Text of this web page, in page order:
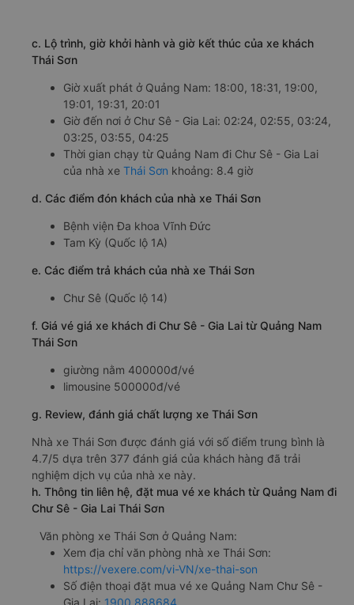
c. Lộ trình, giờ khởi hành và giờ kết thúc của xe khách
Thái Sơn
Giờ xuất phát ở Quảng Nam: 18:00, 18:31, 19:00,
19:01, 19:31, 20:01
Giờ đến nơi ở Chư Sê - Gia Lai: 02:24, 02:55, 03:24,
03:25, 03:55, 04:25
Thời gian chạy từ Quảng Nam đi Chư Sê - Gia Lai
của nhà xe Thái Sơn khoảng: 8.4 giờ
d. Các điểm đón khách của nhà xe Thái Sơn
Bệnh viện Đa khoa Vĩnh Đức
Tam Kỳ (Quốc lộ 1A)
e. Các điểm trả khách của nhà xe Thái Sơn
Chư Sê (Quốc lộ 14)
f. Giá vé giá xe khách đi Chư Sê - Gia Lai từ Quảng Nam
Thái Sơn
giường nằm 400000đ/vé
limousine 500000đ/vé
g. Review, đánh giá chất lượng xe Thái Sơn
Nhà xe Thái Sơn được đánh giá với số điểm trung bình là
4.7/5 dựa trên 377 đánh giá của khách hàng đã trải
nghiệm dịch vụ của nhà xe này.
h. Thông tin liên hệ, đặt mua vé xe khách từ Quảng Nam đi
Chư Sê - Gia Lai Thái Sơn
Văn phòng xe Thái Sơn ở Quảng Nam:
Xem địa chỉ văn phòng nhà xe Thái Sơn:
https://vexere.com/vi-VN/xe-thai-son
Số điện thoại đặt mua vé xe Quảng Nam Chư Sê -
Gia Lai: 1900 888684